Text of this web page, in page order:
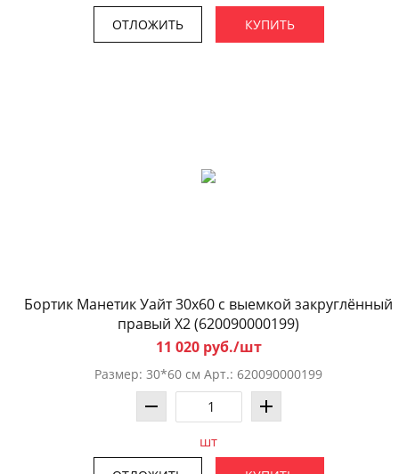
ОТЛОЖИТЬ КУПИТЬ
Бортик Манетик Уайт 30x60 с выемкой закруглённый
правый X2 (620090000199)
11 020 руб./шт
Размер: 30*60 см Арт.: 620090000199
шт